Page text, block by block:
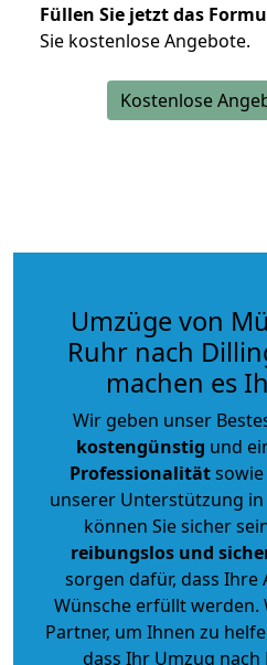
Füllen Sie jetzt das
Sie kostenlose Angebote.
Kostenlose
Umzüge von
Ruhr nach
machen es
Wir geben unser
kostengünstig und
Professionalität
unserer Unterstützung
können Sie sicher
reibungslos und
sorgen dafür, dass
Wünsche erfüllt werden.
Partner, um Ihnen zu
dass Ihr Umzug nach